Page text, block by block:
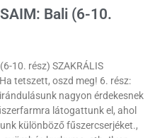
Bali (6-10.
10. rész) SZAKRÁLIS
tetszett, oszd meg! 6. rész:
nagyon érdekesnek
látogattunk el, ahol
különböző fűszercserjéket.,